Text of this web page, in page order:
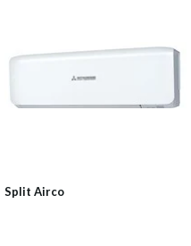
Split Airco